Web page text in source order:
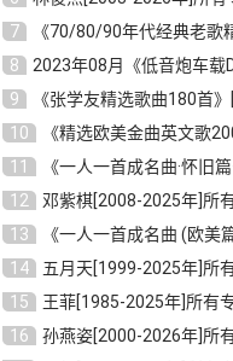
7
《70/80/90年代经典老歌精选1100首》[高品质MP3/320K/
8
2023年08月《低音炮车载DJ舞曲排行360首》劲爆歌曲合集[高品质MP3/320K/
9
《张学友精选歌曲180首》[无损FLAC/MP3/6.26GB]
10
《精选欧美金曲英文歌200首》[高品质MP3/320K/
11
《一人一首成名曲·怀旧篇+珍藏篇4CD》[无损WAV/DTS+高品质
12
邓紫棋[2008-2025年]所有音乐歌曲合集[无损FLAC/MP3/
13
《一人一首成名曲 (欧美篇)》歌曲合集打包[无损WAV/MP3/
14
五月天[1999-2025年]所有专辑歌曲合集打包[无损FLAC/MP3/
15
王菲[1985-2025年]所有专辑歌曲合集[无损FLAC/WAV/APE分轨+MP3/
16
孙燕姿[2000-2026年]所有专辑歌曲合集[无损FLAC/MP3/